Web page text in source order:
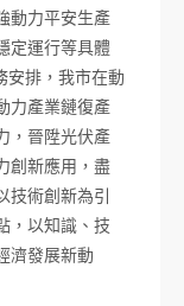
動力平安生產
定運行等具體
安排，我市在動
力產業鏈復產
，晉陞光伏產
創新應用，盡
技術創新為引
，以知識、技
濟發展新動